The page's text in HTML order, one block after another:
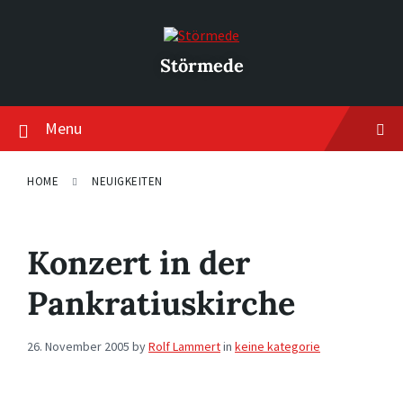
Störmede
Menu
HOME NEUIGKEITEN
Konzert in der
Pankratiuskirche
26. November 2005 byRolf Lammertin keine kategorie